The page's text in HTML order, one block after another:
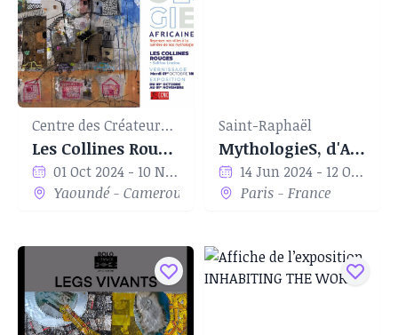
encore l’action painting. Son thème favori, né de
ses rencontres avec l’association doual’art, est
l’urbain. Il a implanté à Douala, dans son ancien
quartier de résidence, Bonamouti-Deïdo, l’œuvre
d’art public Face à l’eau. En 1998, Salifou Lindou
a participé à la Biennale d’art contemporain
africain Dak’art, au Sénégal. La même année, il a
exposé une pièce unique à la galerie Mam
Centre Culturel Français de Douala. En 2002, on
le retrouve au Salon International d’Art
Contemporain du Sud, à Paris, en France. Puis en
2005, il participe à ARCO, Salon International
Centre des Créateurs de Mode du Cameroun CCMC
Les Collines Rouges
01 Oct 2024 - 10 Nov 2024
Yaoundé - Cameroun
Saint-Raphaël
MythologieS, d'Achille à Batman
14 Jun 2024 - 12 Oct 2024
Paris - France